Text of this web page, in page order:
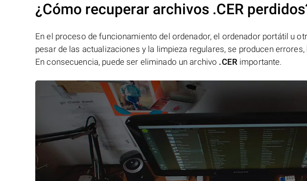
¿Cómo recuperar archivos .CER
En el proceso de funcionamiento del ordenador, el ordenador portátil u
pesar de las actualizaciones y la limpieza regulares, se producen
En consecuencia, puede ser eliminado un archivo .CERimportante.